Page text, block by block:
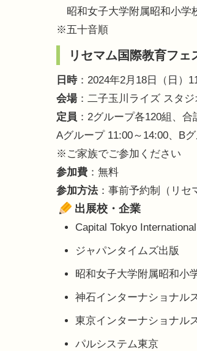
昭和女子大学附属昭和小学
※五十音順
リセマム国際教育フ
日時：2024年2月18日（日）
会場：二子玉川ライズ スタジ
定員 ：2グループ各120組、合
Aグループ 11:00～14:00、B
※ご家族でご参加ください
参加費 ：無料
参加方法 ：事前予約制（リ
出展校・企業
Capital Tokyo
ジャパンタイムズ出版
昭和女子大学附属昭和小
神石インターナショナル
東京インターナショナル
パルシステム東京